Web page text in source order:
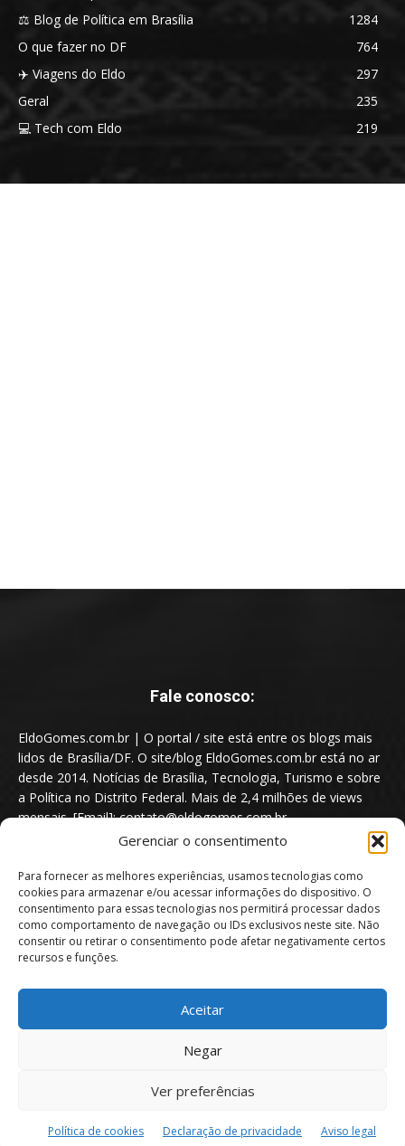
Gerenciar o consentimento
Para fornecer as melhores experiências, usamos tecnologias como
cookies para armazenar e/ou acessar informações do dispositivo. O
consentimento para essas tecnologias nos permitirá processar dados
como comportamento de navegação ou IDs exclusivos neste site. Não
consentir ou retirar o consentimento pode afetar negativamente certos
recursos e funções.
Aceitar
Negar
Ver preferências
Política de cookies Declaração de privacidade Aviso legal
⚖️ Blog de Política em Brasília
1284
O que fazer no DF
764
✈️ Viagens do Eldo
297
Geral
235
💻 Tech com Eldo
219
Fale conosco:
EldoGomes.com.br | O portal / site está entre os blogs mais
lidos de Brasília/DF. O site/blog EldoGomes.com.br está no ar
desde 2014. Notícias de Brasília, Tecnologia, Turismo e sobre
a Política no Distrito Federal. Mais de 2,4 milhões de views
mensais. [Email]: contato@eldogomes.com.br
Portal EldoGomes.com.br | Entre os Blogs mais lidos de Brasília/DF. |
Quem é “Eldo Gomes”
Política de privacidade
Isenção de Responsabilidade
Contato